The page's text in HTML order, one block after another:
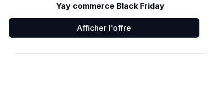
Yay commerce Black Friday
Afficher l'offre